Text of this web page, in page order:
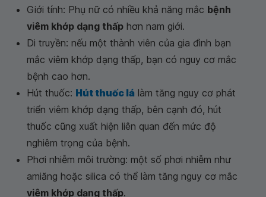
Giới tính: Phụ nữ có nhiều khả năng mắc bệnh
viêm khớp dạng thấp hơn nam giới.
Di truyền: nếu một thành viên của gia đình bạn
mắc viêm khớp dạng thấp, bạn có nguy cơ mắc
bệnh cao hơn.
Hút thuốc: Hút thuốc lá làm tăng nguy cơ phát
triển viêm khớp dạng thấp, bên cạnh đó, hút
thuốc cũng xuất hiện liên quan đến mức độ
nghiêm trọng của bệnh.
Phơi nhiễm môi trường: một số phơi nhiễm như
amiăng hoặc silica có thể làm tăng nguy cơ mắc
viêm khớp dạng thấp.